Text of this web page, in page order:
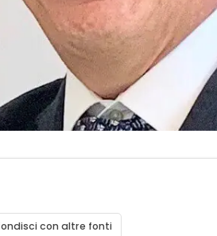
con altre fonti